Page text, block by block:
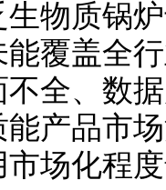
生物质锅
能覆盖全
不全、数
能产品市
市场化程